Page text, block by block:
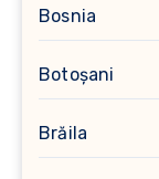
Bosnia
Botoșani
Brăila